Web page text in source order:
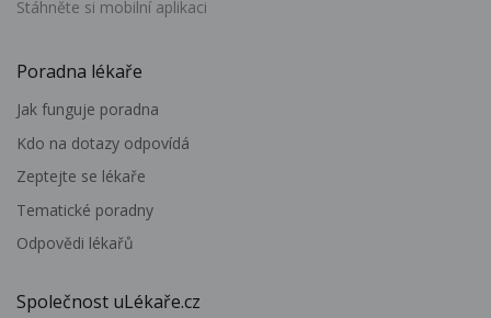
Stáhněte si mobilní aplikaci
Poradna lékaře
Jak funguje poradna
Kdo na dotazy odpovídá
Zeptejte se lékaře
Tematické poradny
Odpovědi lékařů
Společnost uLékaře.cz